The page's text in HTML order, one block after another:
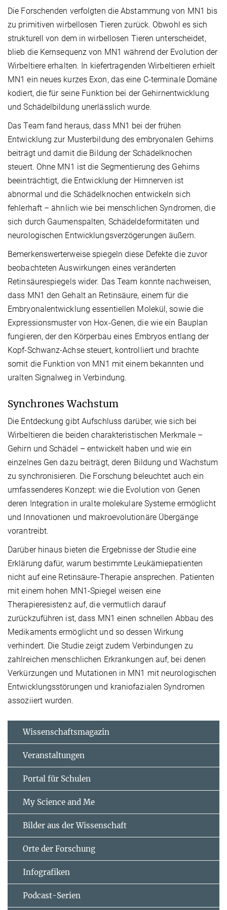
Die Forschenden verfolgten die Abstammung von MN1 bis
zu primitiven wirbellosen Tieren zurück. Obwohl es sich
strukturell von dem in wirbellosen Tieren unterscheidet,
blieb die Kernsequenz von MN1 während der Evolution der
Wirbeltiere erhalten. In kiefertragenden Wirbeltieren erhielt
MN1 ein neues kurzes Exon, das eine C-terminale Domäne
kodiert, die für seine Funktion bei der Gehirnentwicklung
und Schädelbildung unerlässlich wurde.
Das Team fand heraus, dass MN1 bei der frühen
Entwicklung zur Musterbildung des embryonalen Gehirns
beiträgt und damit die Bildung der Schädelknochen
steuert. Ohne MN1 ist die Segmentierung des Gehirns
beeinträchtigt, die Entwicklung der Hirnnerven ist
abnormal und die Schädelknochen entwickeln sich
fehlerhaft – ähnlich wie bei menschlichen Syndromen, die
sich durch Gaumenspalten, Schädeldeformitäten und
neurologischen Entwicklungsverzögerungen äußern.
Bemerkenswerterweise spiegeln diese Defekte die zuvor
beobachteten Auswirkungen eines veränderten
Retinsäurespiegels wider. Das Team konnte nachweisen,
dass MN1 den Gehalt an Retinsäure, einem für die
Embryonalentwicklung essentiellen Molekül, sowie die
Expressionsmuster von Hox-Genen, die wie ein Bauplan
fungieren, der den Körperbau eines Embryos entlang der
Kopf-Schwanz-Achse steuert, kontrolliert und brachte
somit die Funktion von MN1 mit einem bekannten und
uralten Signalweg in Verbindung.
Synchrones Wachstum
Die Entdeckung gibt Aufschluss darüber, wie sich bei
Wirbeltieren die beiden charakteristischen Merkmale –
Gehirn und Schädel – entwickelt haben und wie ein
einzelnes Gen dazu beiträgt, deren Bildung und Wachstum
zu synchronisieren. Die Forschung beleuchtet auch ein
umfassenderes Konzept: wie die Evolution von Genen
deren Integration in uralte molekulare Systeme ermöglicht
und Innovationen und makroevolutionäre Übergänge
vorantreibt.
Darüber hinaus bieten die Ergebnisse der Studie eine
Erklärung dafür, warum bestimmte Leukämiepatienten
nicht auf eine Retinsäure-Therapie ansprechen. Patienten
mit einem hohen MN1-Spiegel weisen eine
Therapieresistenz auf, die vermutlich darauf
zurückzuführen ist, dass MN1 einen schnellen Abbau des
Medikaments ermöglicht und so dessen Wirkung
verhindert. Die Studie zeigt zudem Verbindungen zu
zahlreichen menschlichen Erkrankungen auf, bei denen
Verkürzungen und Mutationen in MN1 mit neurologischen
Entwicklungsstörungen und kraniofazialen Syndromen
assoziiert wurden.
Wissenschaftsmagazin
Veranstaltungen
Portal für Schulen
My Science and Me
Bilder aus der Wissenschaft
Orte der Forschung
Infografiken
Podcast-Serien